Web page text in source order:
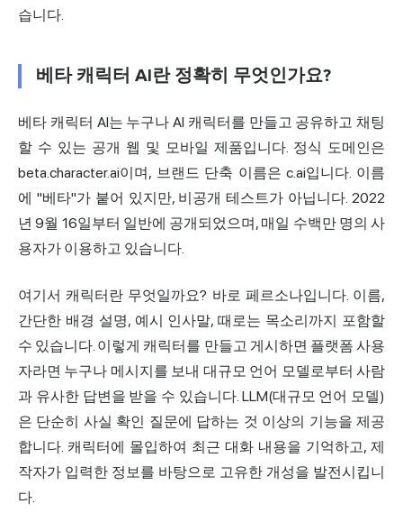
습니다.
베타 캐릭터 AI란 정확히 무엇인가요?
베타 캐릭터 AI는 누구나 AI 캐릭터를 만들고 공유하고 채팅
할 수 있는 공개 웹 및 모바일 제품입니다. 정식 도메인은
beta.character.ai이며, 브랜드 단축 이름은 c.ai입니다. 이름
에 "베타"가 붙어 있지만, 비공개 테스트가 아닙니다. 2022
년 9월 16일부터 일반에 공개되었으며, 매일 수백만 명의 사
용자가 이용하고 있습니다.
여기서 캐릭터란 무엇일까요? 바로 페르소나입니다. 이름,
간단한 배경 설명, 예시 인사말, 때로는 목소리까지 포함할
수 있습니다. 이렇게 캐릭터를 만들고 게시하면 플랫폼 사용
자라면 누구나 메시지를 보내 대규모 언어 모델로부터 사람
과 유사한 답변을 받을 수 있습니다. LLM(대규모 언어 모델)
은 단순히 사실 확인 질문에 답하는 것 이상의 기능을 제공
합니다. 캐릭터에 몰입하여 최근 대화 내용을 기억하고, 제
작자가 입력한 정보를 바탕으로 고유한 개성을 발전시킵니
다.